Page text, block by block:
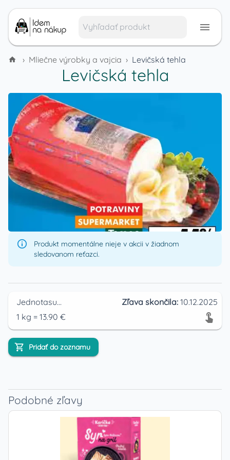
› Mliečne výrobky a vajcia › Levičská tehla
Levičská tehla
Produkt momentálne nieje v akcii v žiadnom
sledovanom reťazci.
Jednotasupermarket Zľava skončila: 10.12.2025
1 kg = 13.90 €
Pridať do zoznamu
Podobné zľavy